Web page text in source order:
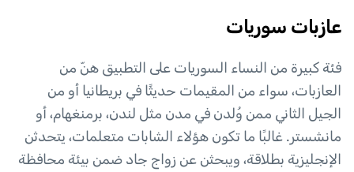
عازبات سوريات
فئة كبيرة من النساء السوريات على التطبيق هنّ من
العازبات، سواء من المقيمات حديثًا في بريطانيا أو من
الجيل الثاني ممن وُلدن في مدن مثل لندن، برمنغهام، أو
مانشستر. غالبًا ما تكون هؤلاء الشابات متعلمات، يتحدثن
الإنجليزية بطلاقة، ويبحثن عن زواج جاد ضمن بيئة محافظة